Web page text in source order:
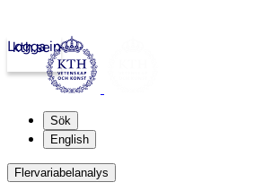
kth.se
Logga in
Sök
English
Flervariabelanalys